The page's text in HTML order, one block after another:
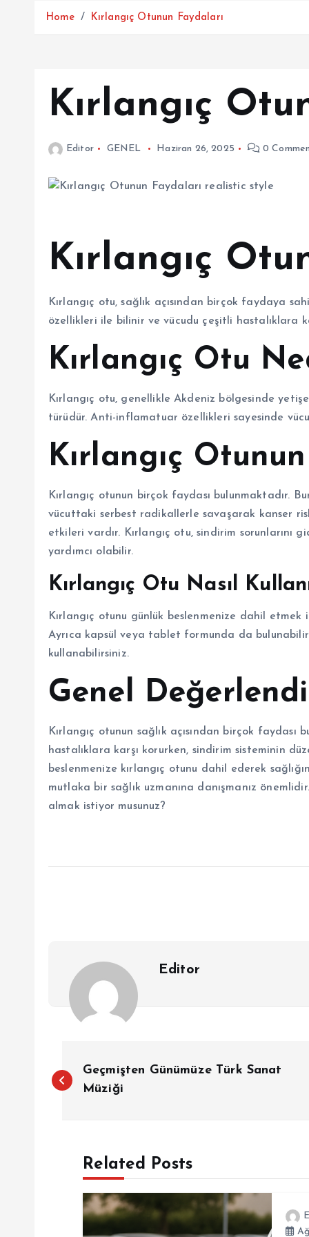
Home Kırlangıç Otunun Faydaları
Kırlangıç
Editor GENEL Haziran 26, 2025 0
Kırlangıç
Kırlangıç otu, sağlık açısından birçok faydaya
özellikleri ile bilinir ve vücudu çeşitli hastalıklara
Kırlangıç Otu
Kırlangıç otu, genellikle Akdeniz bölgesinde
türüdür. Anti-inflamatuar özellikleri sayesinde
Kırlangıç
Kırlangıç otunun birçok faydası bulunmaktadır.
vücuttaki serbest radikallerle savaşarak kanser
etkileri vardır. Kırlangıç otu, sindirim sorunlarını
yardımcı olabilir.
Kırlangıç Otu Nasıl
Kırlangıç otunu günlük beslenmenize dahil
Ayrıca kapsül veya tablet formunda da
kullanabilirsiniz.
Genel
Kırlangıç otunun sağlık açısından birçok
hastalıklara karşı korurken, sindirim sisteminin
beslenmenize kırlangıç otunu dahil ederek
mutlaka bir sağlık uzmanına danışmanız
almak istiyor musunuz?
Editor
a
Geçmişten Günümüze Türk Sanat
Müziği
Related Posts